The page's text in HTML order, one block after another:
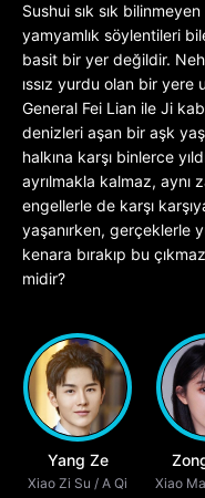
Sushui sık sık
yamyamlık söylentileri
basit bir yer değildir.
ıssız yurdu olan bir yere
General Fei Lian ile Ji
denizleri aşan bir aşk
halkına karşı binlerce
ayrılmakla kalmaz,
engellerle de karşı
yaşanırken, gerçeklerle
kenara bırakıp bu
midir?
Yang Ze
Xiao Zi Su / A Qi Xiao